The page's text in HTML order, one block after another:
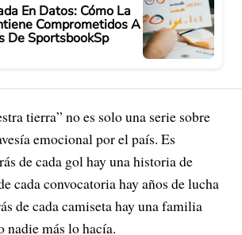
En Datos: Cómo La
Comprometidos A
De SportsbookSp
tierra” no es solo una serie sobre
emocional por el país. Es
de cada gol hay una historia de
cada convocatoria hay años de lucha
de cada camiseta hay una familia
nadie más lo hacía.